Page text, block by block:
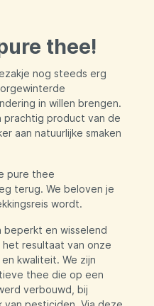
thee!
nog steeds erg
in willen brengen.
prachtig product van de
aan natuurlijke smaken
pure thee
terug. We beloven je
wordt.
beperkt en wisselend
resultaat van onze
kwaliteit. We zijn
thee die op een
verbouwd, bij